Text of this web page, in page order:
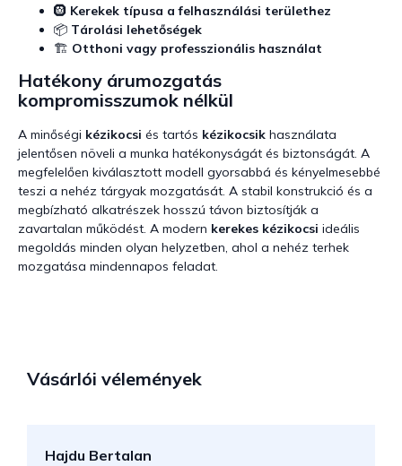
🛞 Kerekek típusa a felhasználási területhez
📦 Tárolási lehetőségek
🏗️ Otthoni vagy professzionális használat
Hatékony árumozgatás
kompromisszumok nélkül
A minőségi kézikocsi és tartós kézikocsik használata
jelentősen növeli a munka hatékonyságát és biztonságát. A
megfelelően kiválasztott modell gyorsabbá és kényelmesebbé
teszi a nehéz tárgyak mozgatását. A stabil konstrukció és a
megbízható alkatrészek hosszú távon biztosítják a
zavartalan működést. A modern kerekes kézikocsi ideális
megoldás minden olyan helyzetben, ahol a nehéz terhek
mozgatása mindennapos feladat.
Vásárlói vélemények
Hajdu Bertalan